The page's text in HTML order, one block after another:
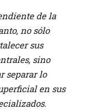
de la
no sólo
sus
sino
separar lo
en sus